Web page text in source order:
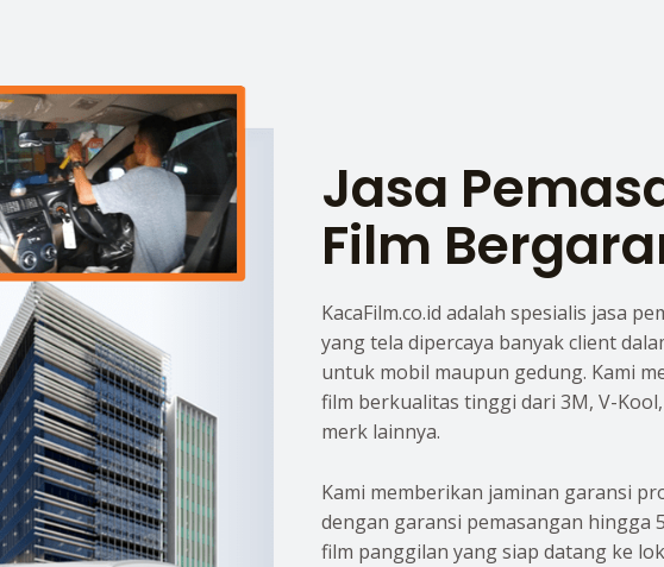
Jasa
Film
KacaFilm.co.id adalah spesialis jasa
yang tela dipercaya banyak client
untuk mobil maupun gedung. Kami
film berkualitas tinggi dari 3M, V-
merk lainnya.
Kami memberikan jaminan garansi
dengan garansi pemasangan hingga
film panggilan yang siap datang ke